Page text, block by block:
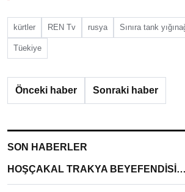
kürtler REN Tv rusya Sınıra tank
Tüekiye
Önceki haber Sonraki haber
SON HABERLER
HOŞÇAKAL TRAKYA BEYEFENDİSİ…